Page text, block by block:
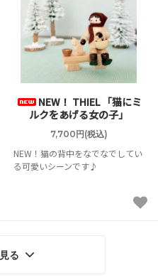
NEW！ THIEL 「猫にミ
ルクをあげる女の子」
7,700円(税込)
NEW！猫の背中をなでなでしてい
る可愛いシーンです♪
る